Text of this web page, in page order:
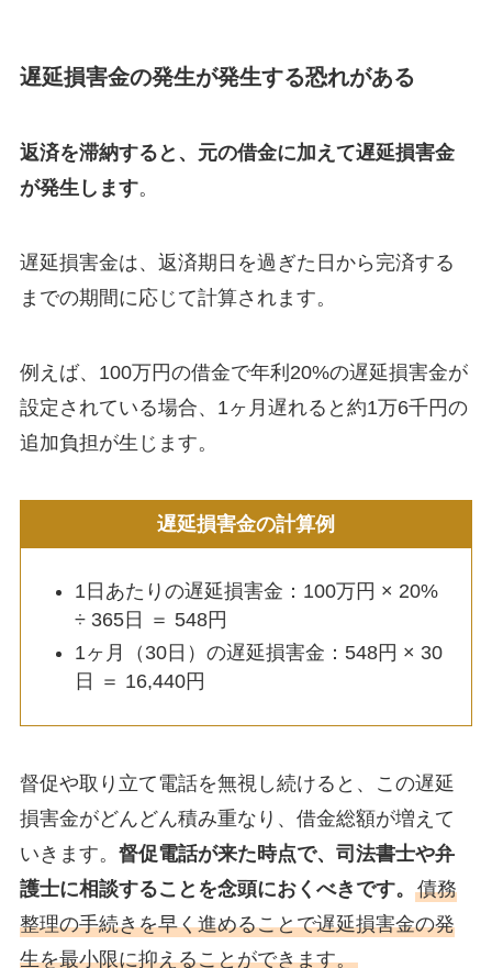
遅延損害金の発生が発生する恐れがある
返済を滞納すると、元の借金に加えて遅延損害金
が発生します。
遅延損害金は、返済期日を過ぎた日から完済する
までの期間に応じて計算されます。
例えば、100万円の借金で年利20%の遅延損害金が
設定されている場合、1ヶ月遅れると約1万6千円の
追加負担が生じます。
遅延損害金の計算例
1日あたりの遅延損害金：100万円 × 20%
÷ 365日 ＝ 548円
1ヶ月（30日）の遅延損害金：548円 × 30
日 ＝ 16,440円
督促や取り立て電話を無視し続けると、この遅延
損害金がどんどん積み重なり、借金総額が増えて
いきます。 督促電話が来た時点で、司法書士や弁
護士に相談することを念頭におくべきです。 債務
整理の手続きを早く進めることで遅延損害金の発
生を最小限に抑えることができます。